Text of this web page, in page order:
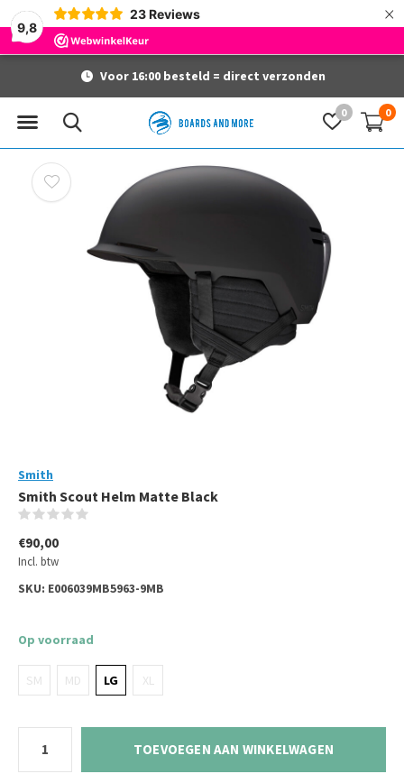
9,8
23 Reviews ×
0 0
Voor 16:00 besteld = direct verzonden
Smith
Smith Scout Helm Matte Black
€90,00
Incl. btw
SKU: E006039MB5963-9MB
Op voorraad
SM MD LG XL
TOEVOEGEN AAN WINKELWAGEN